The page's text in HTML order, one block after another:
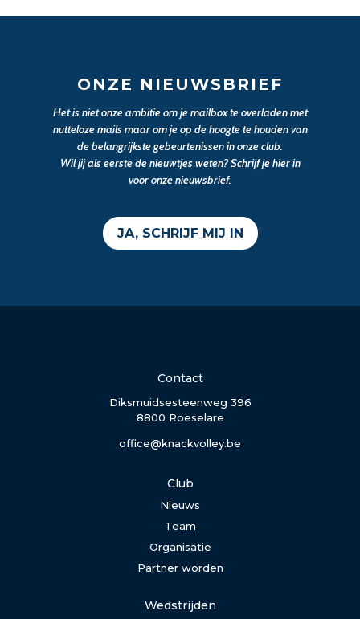
ONZE NIEUWSBRIEF
Het is niet onze ambitie om je mailbox te overladen met
nutteloze mails maar om je op de hoogte te houden van
de belangrijkste gebeurtenissen in onze club.
Wil jij als eerste de nieuwtjes weten? Schrijf je hier in
voor onze nieuwsbrief.
JA, SCHRIJF MIJ IN
Contact
Diksmuidsesteenweg 396
8800 Roeselare
office@knackvolley.be
Club
Nieuws
Team
Organisatie
Partner worden
Wedstrijden